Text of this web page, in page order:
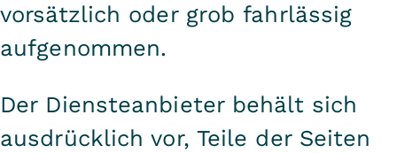
vorsätzlich oder grob fahrlässig
aufgenommen.
Der Diensteanbieter behält sich
ausdrücklich vor, Teile der Seiten